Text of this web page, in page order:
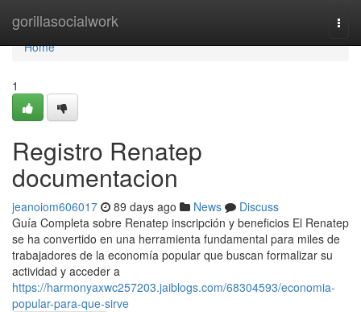
gorillasocialwork
Home
Home
1
Registro Renatep
documentacion
jeanoiom606017 89 days ago News
Discuss
Guía Completa sobre Renatep inscripción y beneficios El Renatep
se ha convertido en una herramienta fundamental para miles de
trabajadores de la economía popular que buscan formalizar su
actividad y acceder a
https://harmonyaxwc257203.jaiblogs.com/68304593/economia-
popular-para-que-sirve